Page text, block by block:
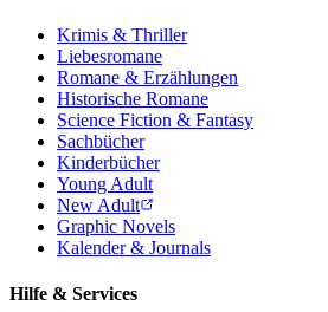
Krimis & Thriller
Liebesromane
Romane & Erzählungen
Historische Romane
Science Fiction & Fantasy
Sachbücher
Kinderbücher
Young Adult
New Adult
Graphic Novels
Kalender & Journals
Hilfe & Services